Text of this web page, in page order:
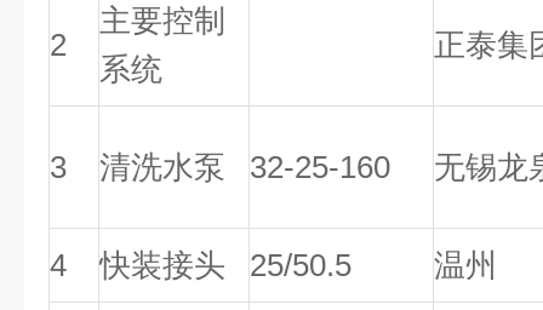
2
主要控制
系统
正泰集
3 清洗水泵 32-25-160 无锡龙
4 快装接头 25/50.5 温州